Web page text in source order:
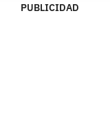
PUBLICIDAD